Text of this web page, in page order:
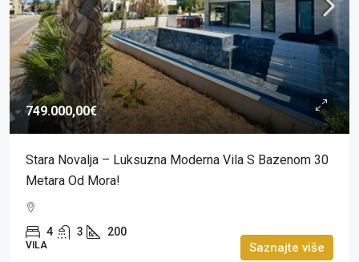
749.000,00€
Stara Novalja – Luksuzna Moderna Vila S Bazenom 30
Metara Od Mora!
4 3 200
VILA Saznajte više